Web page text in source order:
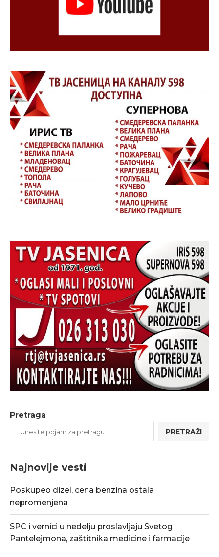
Pretraga
PRETRAŽI
Najnovije vesti
Poskupeo dizel, cena benzina ostala
nepromenjena
SPC i vernici u nedelju proslavljaju Svetog
Pantelejmona, zaštitnika medicine i farmacije